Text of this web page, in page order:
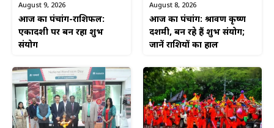
August 9, 2026
आज का पंचांग-राशिफल:
एकादशी पर बन रहा शुभ
संयोग
August 8, 2026
आज का पंचांग: श्रावण कृष्ण
दशमी, बन रहे हैं शुभ संयोग;
जानें राशियों का हाल